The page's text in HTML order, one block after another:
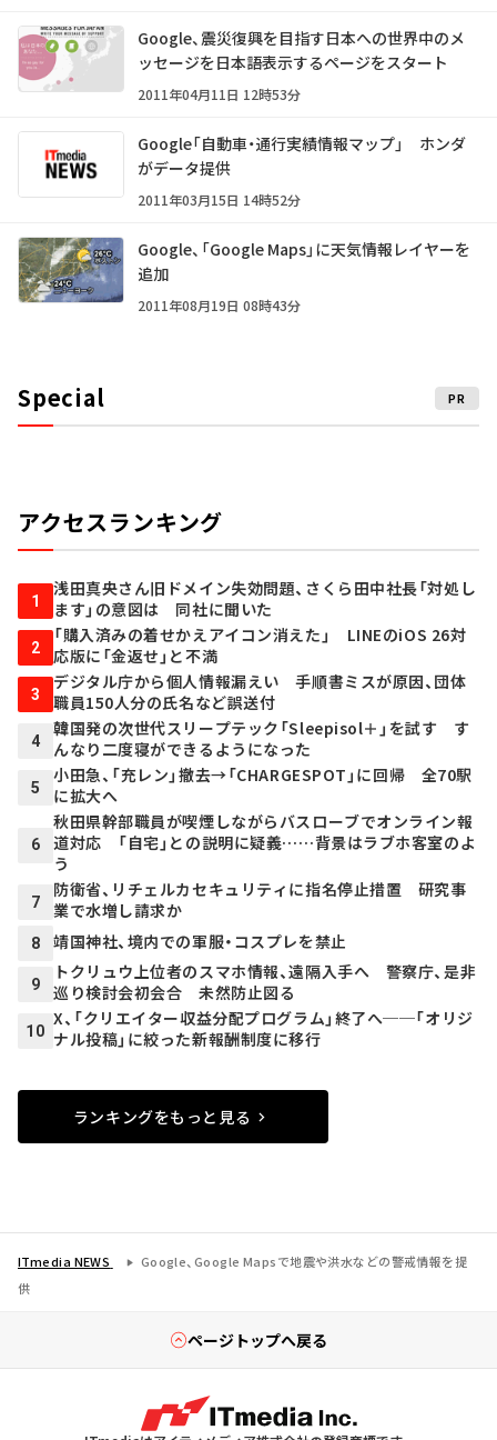
Google、震災復興を目指す日本への世界中のメ
ッセージを日本語表示するページをスタート
2011年04月11日 12時53分
Google「自動車・通行実績情報マップ」 ホンダ
がデータ提供
2011年03月15日 14時52分
Google、「Google Maps」に天気情報レイヤーを
追加
2011年08月19日 08時43分
Special PR
アクセスランキング
1
浅田真央さん旧ドメイン失効問題、さくら田中社長「対処し
ます」の意図は 同社に聞いた
2
「購入済みの着せかえアイコン消えた」 LINEのiOS 26対
応版に「金返せ」と不満
3
デジタル庁から個人情報漏えい 手順書ミスが原因、団体
職員150人分の氏名など誤送付
4
韓国発の次世代スリープテック「Sleepisol＋」を試す す
んなり二度寝ができるようになった
5
小田急、「充レン」撤去→「CHARGESPOT」に回帰 全70駅
に拡大へ
6
秋田県幹部職員が喫煙しながらバスローブでオンライン報
道対応 「自宅」との説明に疑義……背景はラブホ客室のよ
う
7
防衛省、リチェルカセキュリティに指名停止措置 研究事
業で水増し請求か
8 靖国神社、境内での軍服・コスプレを禁止
9
トクリュウ上位者のスマホ情報、遠隔入手へ 警察庁、是非
巡り検討会初会合 未然防止図る
10
X、「クリエイター収益分配プログラム」終了へ──「オリジ
ナル投稿」に絞った新報酬制度に移行
ランキングをもっと見る
ITmedia NEWS
Google、Google Mapsで地震や洪水などの警戒情報を提
供
ページトップへ戻る